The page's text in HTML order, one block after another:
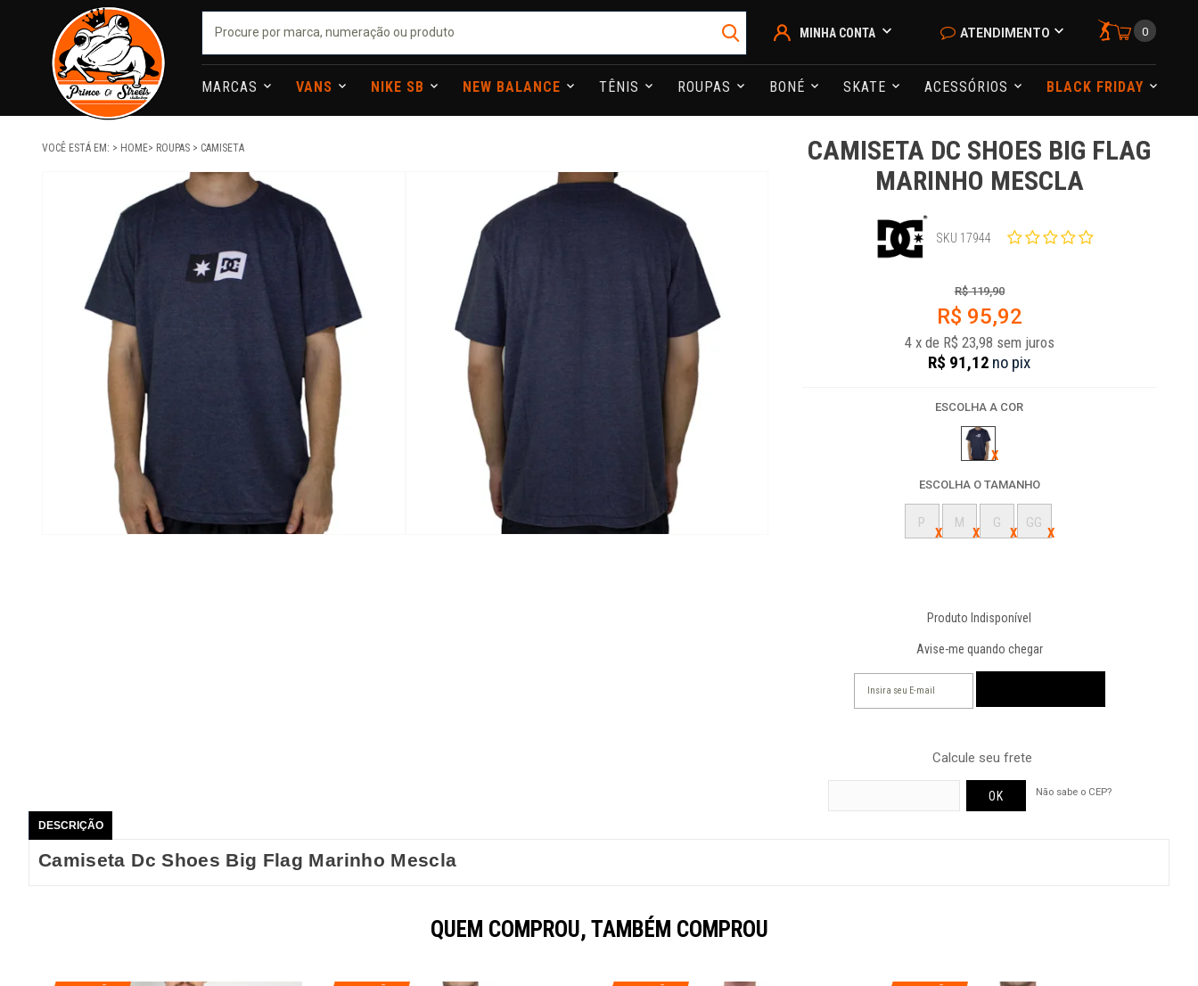
MINHA CONTA ATENDIMENTO 0
MARCAS VANS NIKE SB NEW BALANCE TÊNIS ROUPAS BONÉ SKATE ACESSÓRIOS BLACK FRIDAY
VOCÊ ESTÁ EM: HOME ROUPAS CAMISETA
CAMISETA DC SHOES BIG FLAG
MARINHO MESCLA
SKU 17944
R$ 119,90
R$ 95,92
4 x de R$ 23,98 sem juros
R$ 91,12 no pix
ESCOLHA A COR
ESCOLHA O TAMANHO
P M G GG
Produto Indisponível
Avise-me quando chegar
Calcule seu frete
Não sabe o CEP?
DESCRIÇÃO
Camiseta Dc Shoes Big Flag Marinho Mescla
QUEM COMPROU, TAMBÉM COMPROU